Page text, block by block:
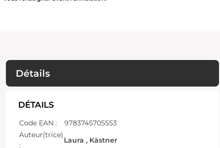
Détails
DÉTAILS
Code EAN :
9783745705553
Auteur(trice)
:
Laura , Kästner